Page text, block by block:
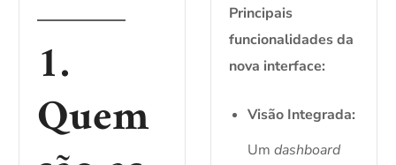
1.
Quem
Principais
funcionalidades da
nova interface:
Visão Integrada:
Um dashboard